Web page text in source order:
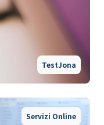
TestJona
Servizi Online